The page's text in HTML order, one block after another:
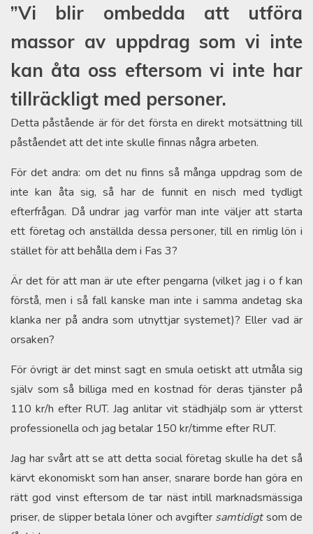
”Vi blir ombedda att utföra
massor av uppdrag som vi inte
kan åta oss eftersom vi inte har
tillräckligt med personer.
Detta påstående är för det första en direkt motsättning till
påståendet att det inte skulle finnas några arbeten.
För det andra: om det nu finns så många uppdrag som de
inte kan åta sig, så har de funnit en nisch med tydligt
efterfrågan. Då undrar jag varför man inte väljer att starta
ett företag och anställda dessa personer, till en rimlig lön i
stället för att behålla dem i Fas 3?
Är det för att man är ute efter pengarna (vilket jag i o f kan
förstå, men i så fall kanske man inte i samma andetag ska
klanka ner på andra som utnyttjar systemet)? Eller vad är
orsaken?
För övrigt är det minst sagt en smula oetiskt att utmåla sig
själv som så billiga med en kostnad för deras tjänster på
110 kr/h efter RUT. Jag anlitar vit städhjälp som är ytterst
professionella och jag betalar 150 kr/timme efter RUT.
Jag har svårt att se att detta social företag skulle ha det så
kärvt ekonomiskt som han anser, snarare borde han göra en
rätt god vinst eftersom de tar näst intill marknadsmässiga
priser, de slipper betala löner och avgifter samtidigtsom de